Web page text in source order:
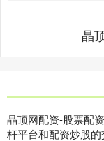
晶
晶顶网配资-股票配
杆平台和配资炒股